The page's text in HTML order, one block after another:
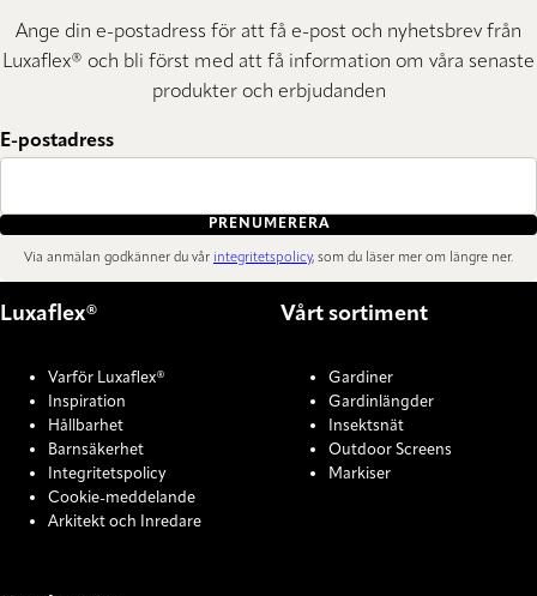
Ange din e-postadress för att få e-post och nyhetsbrev från
Luxaflex® och bli först med att få information om våra senaste
produkter och erbjudanden
E-postadress
PRENUMERERA
Via anmälan godkänner du vår integritetspolicy, som du läser mer om längre ner.
Luxaflex®
Varför Luxaflex®
Inspiration
Hållbarhet
Barnsäkerhet
Integritetspolicy
Cookie-meddelande
Arkitekt och Inredare
Vårt sortiment
Gardiner
Gardinlängder
Insektsnät
Outdoor Screens
Markiser